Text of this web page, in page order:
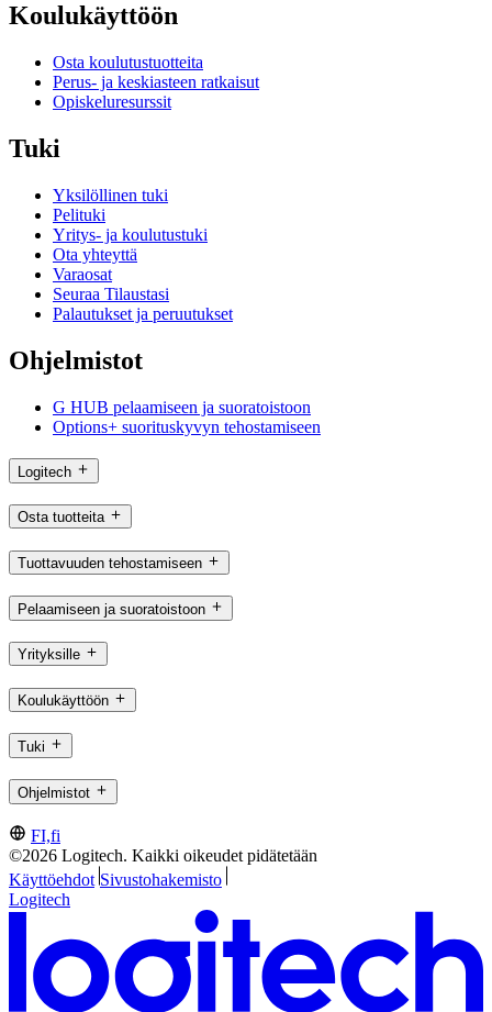
Koulukäyttöön
Osta koulutustuotteita
Perus- ja keskiasteen ratkaisut
Opiskeluresurssit
Tuki
Yksilöllinen tuki
Pelituki
Yritys- ja koulutustuki
Ota yhteyttä
Varaosat
Seuraa Tilaustasi
Palautukset ja peruutukset
Ohjelmistot
G HUB pelaamiseen ja suoratoistoon
Options+ suorituskyvyn tehostamiseen
Logitech
Osta tuotteita
Tuottavuuden tehostamiseen
Pelaamiseen ja suoratoistoon
Yrityksille
Koulukäyttöön
Tuki
Ohjelmistot
FI,fi
©2026 Logitech. Kaikki oikeudet pidätetään
Käyttöehdot Sivustohakemisto
Logitech